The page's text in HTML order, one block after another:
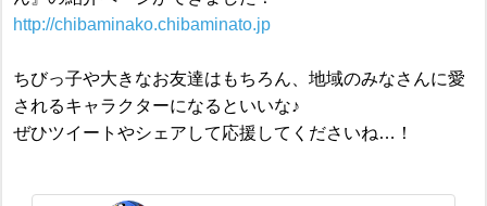
http://chibaminako.chibaminato.jp
ちびっ子や大きなお友達はもちろん、地域のみなさんに愛
されるキャラクターになるといいな♪
ぜひツイートやシェアして応援してくださいね…！